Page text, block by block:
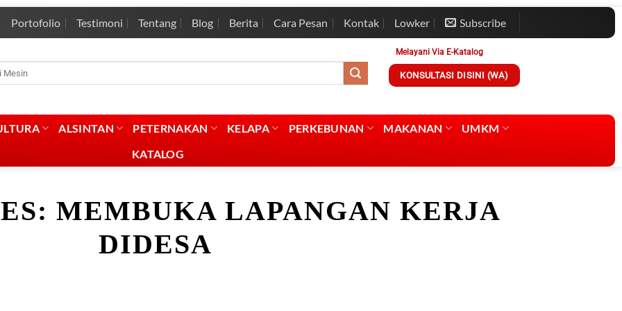
Portofolio Testimoni Tentang Blog Berita Cara Pesan Kontak Lowker Subscribe
Melayani Via E-Katalog
KONSULTASI DISINI (WA)
ALSINTAN PETERNAKAN KELAPA PERKEBUNAN MAKANAN
UMKM
KATALOG
MEMBUKA LAPANGAN KERJA
DIDESA